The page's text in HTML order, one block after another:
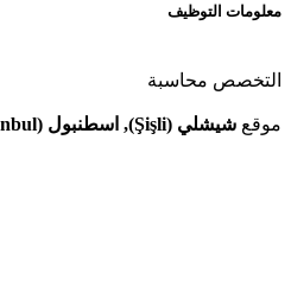
معلومات التوظيف
التخصص محاسبة
موقع شيشلي (Şişli), اسطنبول (İstanbul), تركيا (Türkiye)